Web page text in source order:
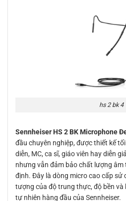
hs 2 bk 4
Sennheiser HS 2 BK Microphone
đầu chuyên nghiệp, được thiết kế
diễn, MC, ca sĩ, giáo viên hay diễn
nhưng vẫn đảm bảo chất lượng
định. Đây là dòng micro cao cấp sử
tượng của độ trung thực, độ bền
tự nhiên hàng đầu của Sennheiser.